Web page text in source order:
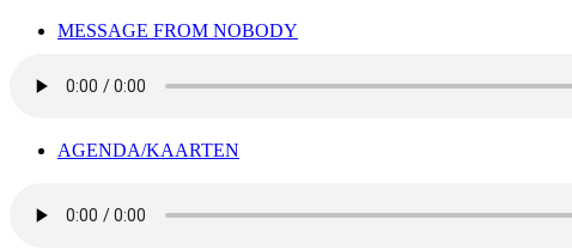
MESSAGE FROM NOBODY
AGENDA/KAARTEN